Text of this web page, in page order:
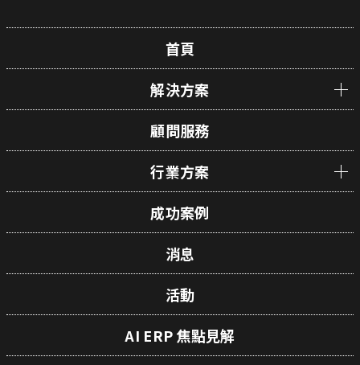
首頁
解決方案
顧問服務
行業方案
成功案例
消息
活動
AI ERP 焦點見解